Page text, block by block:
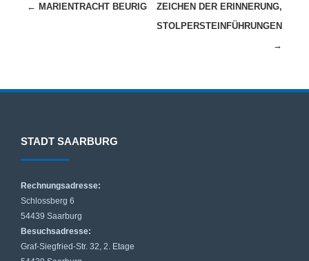
Beitragsnavigation
← MARIENTRACHT BEURIG
ZEICHEN DER ERINNERUNG,
STOLPERSTEINFÜHRUNGEN
→
STADT SAARBURG
Rechnungsadresse:
Schlossberg 6
54439 Saarburg
Besuchsadresse:
Graf-Siegfried-Str. 32, 2. Etage